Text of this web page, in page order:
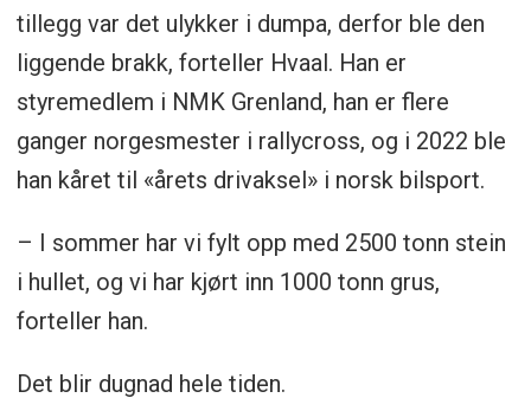
tillegg var det ulykker i dumpa, derfor ble den
liggende brakk, forteller Hvaal. Han er
styremedlem i NMK Grenland, han er flere
ganger norgesmester i rallycross, og i 2022 ble
han kåret til «årets drivaksel» i norsk bilsport.
– I sommer har vi fylt opp med 2500 tonn stein
i hullet, og vi har kjørt inn 1000 tonn grus,
forteller han.
Det blir dugnad hele tiden.